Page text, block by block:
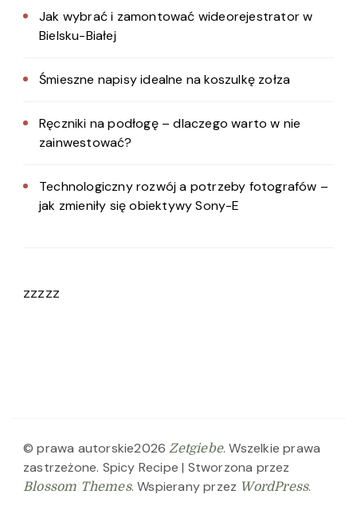
Jak wybrać i zamontować wideorejestrator w
Bielsku-Białej
Śmieszne napisy idealne na koszulkę zołza
Ręczniki na podłogę – dlaczego warto w nie
zainwestować?
Technologiczny rozwój a potrzeby fotografów –
jak zmieniły się obiektywy Sony-E
zzzzz
© prawa autorskie2026Zetgiebe. Wszelkie prawa
zastrzeżone. Spicy Recipe | Stworzona przez
Blossom Themes. Wspierany przez WordPress.